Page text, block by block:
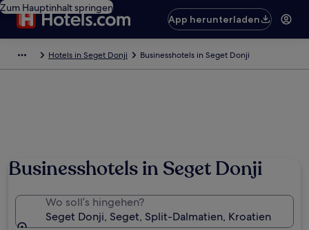
Zum Hauptinhalt springen
App herunterladen
Hotels in Seget Donji Businesshotels in Seget Donji
Businesshotels in Seget Donji
Wo soll’s hingehen?
Seget Donji, Seget, Split-Dalmatien, Kroatien